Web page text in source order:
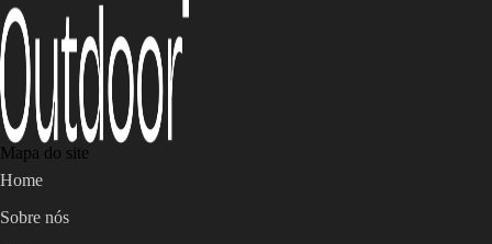
Mapa do site
Home
Sobre nós